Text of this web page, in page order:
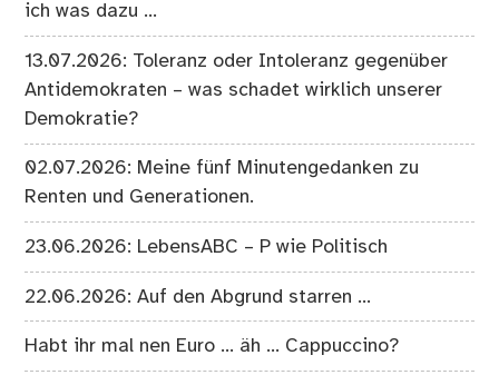
ich was dazu …
13.07.2026: Toleranz oder Intoleranz gegenüber
Antidemokraten – was schadet wirklich unserer
Demokratie?
02.07.2026: Meine fünf Minutengedanken zu
Renten und Generationen.
23.06.2026: LebensABC – P wie Politisch
22.06.2026: Auf den Abgrund starren …
Habt ihr mal nen Euro … äh … Cappuccino?